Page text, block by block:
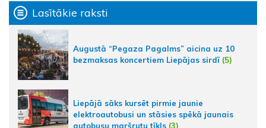
Lasītākie raksti
Augustā “Pegaza Pagalms” aicina uz 10
bezmaksas koncertiem Liepājas sirdī (5)
Liepājā sāks kursēt pirmie jaunie
elektroautobusi un stāsies spēkā jaunais
autobusu maršrutu tīkls (3)